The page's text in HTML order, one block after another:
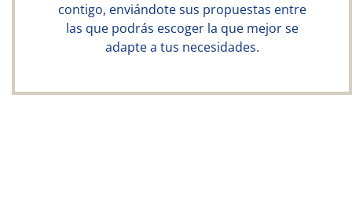
contigo, enviándote sus propuestas entre
las que podrás escoger la que mejor se
adapte a tus necesidades.